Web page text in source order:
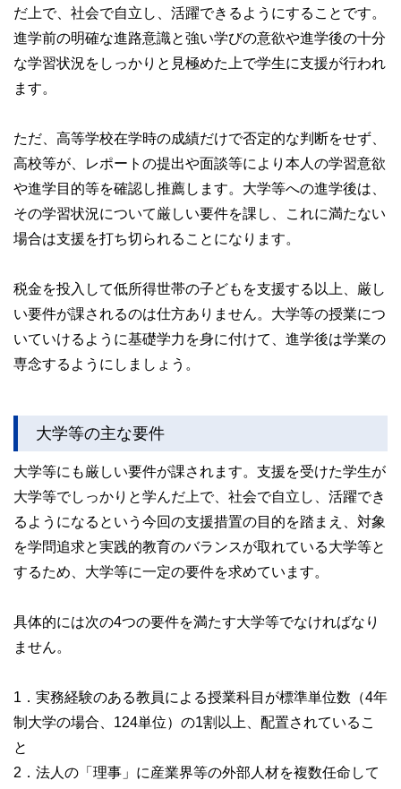
だ上で、社会で自立し、活躍できるようにすることです。
進学前の明確な進路意識と強い学びの意欲や進学後の十分
な学習状況をしっかりと見極めた上で学生に支援が行われ
ます。
ただ、高等学校在学時の成績だけで否定的な判断をせず、
高校等が、レポートの提出や面談等により本人の学習意欲
や進学目的等を確認し推薦します。大学等への進学後は、
その学習状況について厳しい要件を課し、これに満たない
場合は支援を打ち切られることになります。
税金を投入して低所得世帯の子どもを支援する以上、厳し
い要件が課されるのは仕方ありません。大学等の授業につ
いていけるように基礎学力を身に付けて、進学後は学業の
専念するようにしましょう。
大学等の主な要件
大学等にも厳しい要件が課されます。支援を受けた学生が
大学等でしっかりと学んだ上で、社会で自立し、活躍でき
るようになるという今回の支援措置の目的を踏まえ、対象
を学問追求と実践的教育のバランスが取れている大学等と
するため、大学等に一定の要件を求めています。
具体的には次の4つの要件を満たす大学等でなければなり
ません。
1．実務経験のある教員による授業科目が標準単位数（4年
制大学の場合、124単位）の1割以上、配置されているこ
と
2．法人の「理事」に産業界等の外部人材を複数任命して